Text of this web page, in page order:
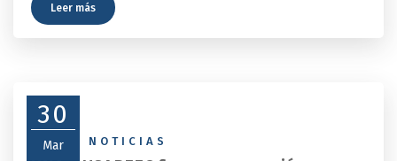
Leer más
30
Mar
NEWS NOTICIAS